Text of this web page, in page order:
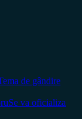
de gândire
Se va oficializa